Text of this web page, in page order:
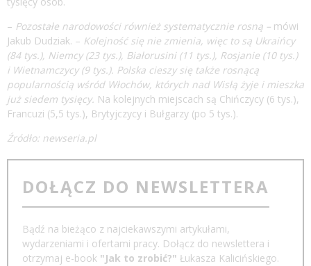
– Pozostałe narodowości również systematycznie rosną – mówi
Jakub Dudziak. – Kolejność się nie zmienia, więc to są Ukraińcy
(84 tys.), Niemcy (23 tys.), Białorusini (11 tys.), Rosjanie (10 tys.)
i Wietnamczycy (9 tys.). Polska cieszy się także rosnącą
popularnością wśród Włochów, których nad Wisłą żyje i mieszka
już siedem tysięcy. Na kolejnych miejscach są Chińczycy (6 tys.),
Francuzi (5,5 tys.), Brytyjczycy i Bułgarzy (po 5 tys.).
Źródło: newseria.pl
DOŁĄCZ DO NEWSLETTERA
Bądź na bieżąco z najciekawszymi artykułami,
wydarzeniami i ofertami pracy. Dołącz do newslettera i
otrzymaj e-book "Jak to zrobić?" Łukasza Kalicińskiego.